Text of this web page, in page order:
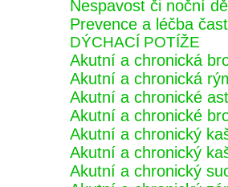
Nespavost či noční
Prevence a léčba
DÝCHACÍ POTÍŽE
Akutní a chronická
Akutní a chronická
Akutní a chronické
Akutní a chronické
Akutní a chronický
Akutní a chronický
Akutní a chronický